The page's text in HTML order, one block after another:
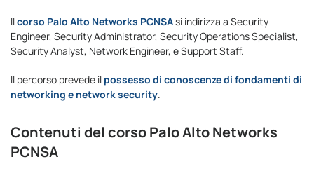
Ilcorso Palo Alto Networks PCNSAsi indirizza a Security
Engineer, Security Administrator, Security Operations Specialist,
Security Analyst, Network Engineer, e Support Staff.
Il percorso prevede il possesso di conoscenze di fondamenti di
networking e network security.
Contenuti del corso Palo Alto Networks
PCNSA